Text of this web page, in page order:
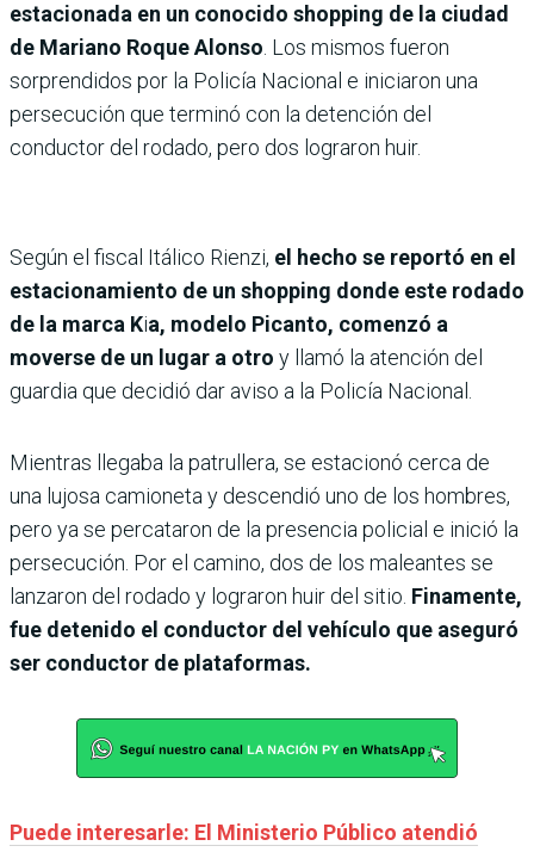
estacionada en un conocido shopping de la ciudad
de Mariano Roque Alonso . Los mismos fueron
sorprendidos por la Policía Nacional e iniciaron una
persecución que terminó con la detención del
conductor del rodado, pero dos lograron huir.
Según el fiscal Itálico Rienzi, el hecho se reportó en el
estacionamiento de un shopping donde este rodado
de la marca Kia, modelo Picanto, comenzó a
moverse de un lugar a otro y llamó la atención del
guardia que decidió dar aviso a la Policía Nacional.
Mientras llegaba la patrullera, se estacionó cerca de
una lujosa camioneta y descendió uno de los hombres,
pero ya se percataron de la presencia policial e inició la
persecución. Por el camino, dos de los maleantes se
lanzaron del rodado y lograron huir del sitio. Finamente,
fue detenido el conductor del vehículo que aseguró
ser conductor de plataformas.
Puede interesarle: El Ministerio Público atendió